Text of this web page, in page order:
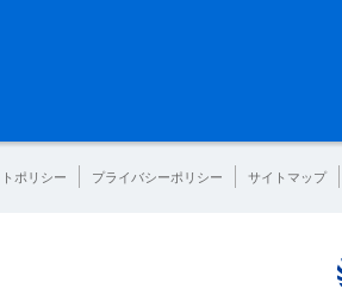
ポリシー プライバシーポリシー サイトマップ